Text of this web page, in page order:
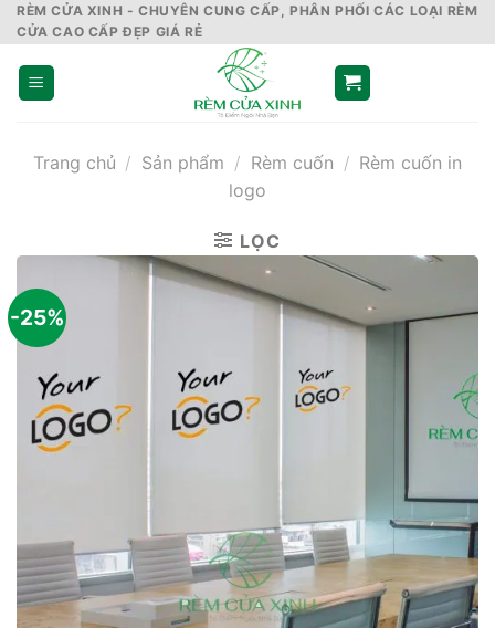
Skip
to
content
RÈM CỬA XINH - CHUYÊN CUNG CẤP, PHÂN PHỐI CÁC LOẠI RÈM
CỬA CAO CẤP ĐẸP GIÁ RẺ
Trang chủ / Sản phẩm / Rèm cuốn / Rèm cuốn in
logo
LỌC
-25%